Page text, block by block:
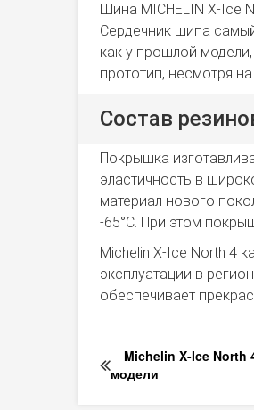
Шина MICHELIN X-Ice
Сердечник шипа
как у прошлой
прототип, несмотря
Состав
Покрышка
эластичность в
материал нового
-65°С. При этом
Michelin X-Ice North 4
эксплуатации в
обеспечивает
Michelin X-Ice North
модели